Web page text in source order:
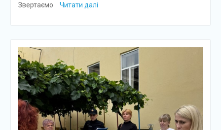
Звертаємо
Читати далі